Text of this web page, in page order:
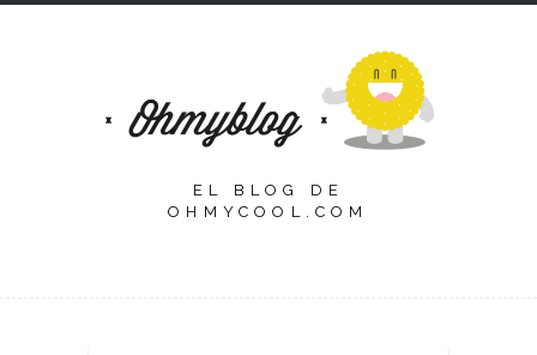
EL BLOG DE
OHMYCOOL.COM